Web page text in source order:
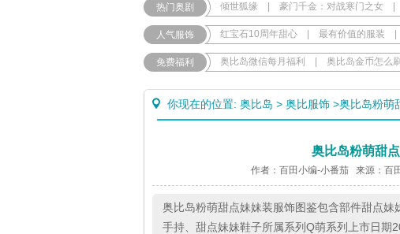
热门奥剧 倾世狐缘 豪门千金：对战寒门之女
人气服饰 红宝石10周年甜心 最有价值的服装
免费福利 奥比岛微信每月福利 奥比岛金币怎么刷
你现在的位置: 奥比岛 > 奥比服饰 >奥比岛粉萌
奥比岛粉萌甜
作者：百田小编-小番茄 来源： 百
奥比岛粉萌甜点妹妹装服饰图鉴包含部件甜点
手持、甜点妹妹鞋子所属系列Q萌系列上市日期